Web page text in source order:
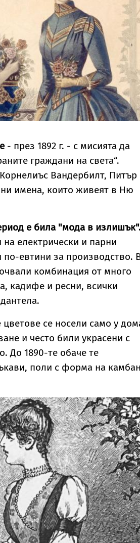
- през 1892 г. - с мисията да
граждани на света“.
Вандербилт, Питър
имена, които живеят в Ню
е била "мода в
електрически и парни
по-евтини за производство.
комбинация от много
кадифе и ресни, всички
цветове се носели само у
и често били украсени с
До 1890-те обаче те
поли с форма на